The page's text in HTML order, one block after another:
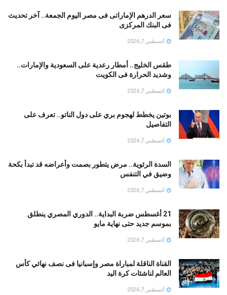
سعر الدرهم الإماراتى فى مصر اليوم الجمعة.. آخر تحديث
فى البنك المركزى
أغسطس 7, 2026
طقس الخليج.. أمطار رعدية على السعودية والإمارات..
وشديد الحرارة فى الكويت
أغسطس 7, 2026
بوتين يخطط لهجوم بري على دول الناتو.. تعرف على
التفاصيل
أغسطس 7, 2026
السدة الرئوية.. مرض يتطور بصمت وأعراضه قد تبدأ بكحة
وضيق في التنفس
أغسطس 7, 2026
21 أغسطس ضربة البداية.. الدوري المصري ينطلق
بموسم جديد حتى نهاية مايو
أغسطس 7, 2026
القناة الناقلة لمباراة مصر وإسبانيا فى نصف نهائي كأس
العالم لناشئات كرة اليد
أغسطس 7, 2026